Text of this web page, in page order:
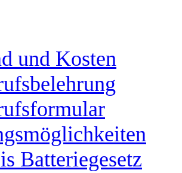
und Kosten
Batteriegesetz